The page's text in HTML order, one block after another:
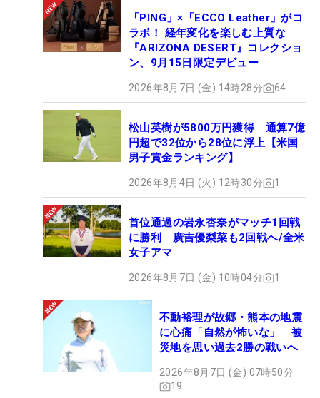
「PING」×「ECCO Leather」がコ
ラボ！ 経年変化を楽しむ上質な
『ARIZONA DESERT』コレクショ
ン、9月15日限定デビュー
2026年8月7日 (金) 14時28分 64
松山英樹が5800万円獲得 通算7億
円超で32位から28位に浮上【米国
男子賞金ランキング】
2026年8月4日 (火) 12時30分 1
首位通過の岩永杏奈がマッチ1回戦
に勝利 廣吉優梨菜も2回戦へ/全米
女子アマ
2026年8月7日 (金) 10時04分 1
不動裕理が故郷・熊本の地震
に心痛「自然が怖いな」 被
災地を思い過去2勝の戦いへ
2026年8月7日 (金) 07時50分
19